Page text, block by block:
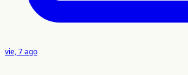
vie, 7 ago